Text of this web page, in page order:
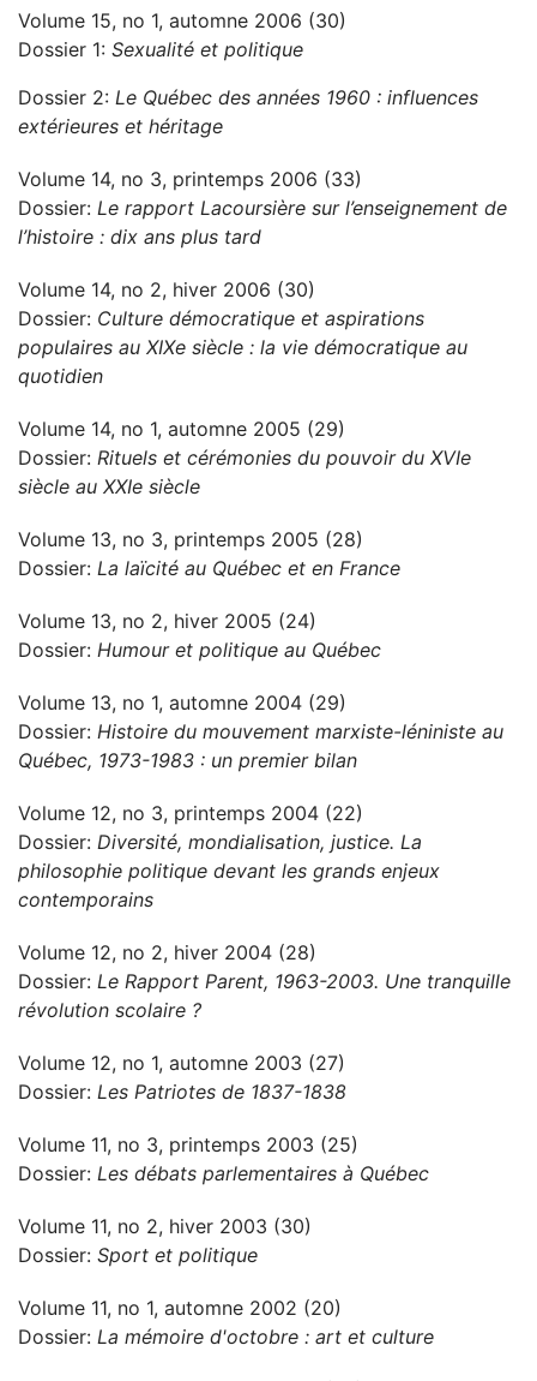
Volume 15, no 1, automne 2006 (30)
Dossier 1: Sexualité et politique
Dossier 2: Le Québec des années 1960 : influences
extérieures et héritage
Volume 14, no 3, printemps 2006 (33)
Dossier: Le rapport Lacoursière sur l’enseignement de
l’histoire : dix ans plus tard
Volume 14, no 2, hiver 2006 (30)
Dossier: Culture démocratique et aspirations
populaires au XIXe siècle : la vie démocratique au
quotidien
Volume 14, no 1, automne 2005 (29)
Dossier: Rituels et cérémonies du pouvoir du XVIe
siècle au XXIe siècle
Volume 13, no 3, printemps 2005 (28)
Dossier: La laïcité au Québec et en France
Volume 13, no 2, hiver 2005 (24)
Dossier: Humour et politique au Québec
Volume 13, no 1, automne 2004 (29)
Dossier: Histoire du mouvement marxiste-léniniste au
Québec, 1973-1983 : un premier bilan
Volume 12, no 3, printemps 2004 (22)
Dossier: Diversité, mondialisation, justice. La
philosophie politique devant les grands enjeux
contemporains
Volume 12, no 2, hiver 2004 (28)
Dossier: Le Rapport Parent, 1963-2003. Une tranquille
révolution scolaire ?
Volume 12, no 1, automne 2003 (27)
Dossier: Les Patriotes de 1837-1838
Volume 11, no 3, printemps 2003 (25)
Dossier: Les débats parlementaires à Québec
Volume 11, no 2, hiver 2003 (30)
Dossier: Sport et politique
Volume 11, no 1, automne 2002 (20)
Dossier: La mémoire d'octobre : art et culture